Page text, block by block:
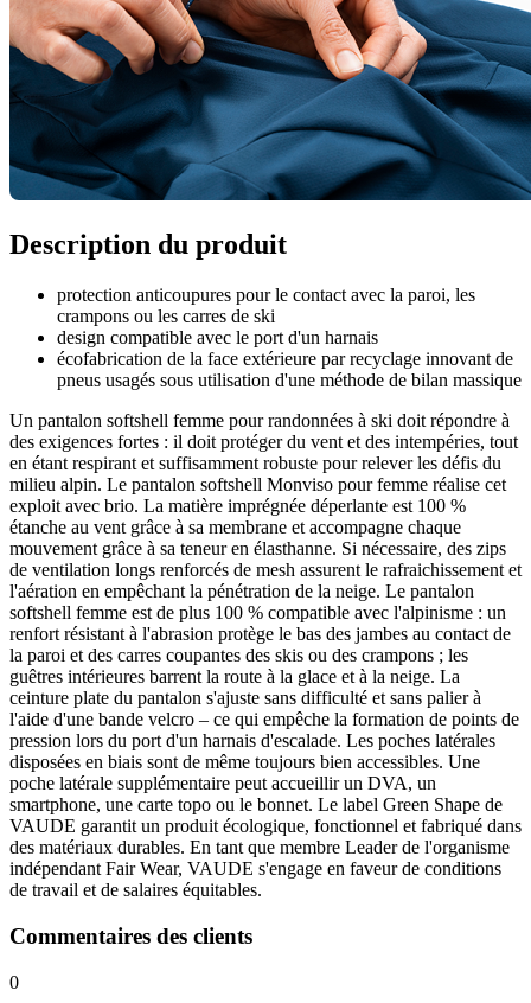
Description du produit
protection anticoupures pour le contact avec la paroi, les
crampons ou les carres de ski
design compatible avec le port d'un harnais
écofabrication de la face extérieure par recyclage innovant de
pneus usagés sous utilisation d'une méthode de bilan massique
Un pantalon softshell femme pour randonnées à ski doit répondre à
des exigences fortes : il doit protéger du vent et des intempéries, tout
en étant respirant et suffisamment robuste pour relever les défis du
milieu alpin. Le pantalon softshell Monviso pour femme réalise cet
exploit avec brio. La matière imprégnée déperlante est 100 %
étanche au vent grâce à sa membrane et accompagne chaque
mouvement grâce à sa teneur en élasthanne. Si nécessaire, des zips
de ventilation longs renforcés de mesh assurent le rafraichissement et
l'aération en empêchant la pénétration de la neige. Le pantalon
softshell femme est de plus 100 % compatible avec l'alpinisme : un
renfort résistant à l'abrasion protège le bas des jambes au contact de
la paroi et des carres coupantes des skis ou des crampons ; les
guêtres intérieures barrent la route à la glace et à la neige. La
ceinture plate du pantalon s'ajuste sans difficulté et sans palier à
l'aide d'une bande velcro – ce qui empêche la formation de points de
pression lors du port d'un harnais d'escalade. Les poches latérales
disposées en biais sont de même toujours bien accessibles. Une
poche latérale supplémentaire peut accueillir un DVA, un
smartphone, une carte topo ou le bonnet. Le label Green Shape de
VAUDE garantit un produit écologique, fonctionnel et fabriqué dans
des matériaux durables. En tant que membre Leader de l'organisme
indépendant Fair Wear, VAUDE s'engage en faveur de conditions
de travail et de salaires équitables.
Commentaires des clients
0